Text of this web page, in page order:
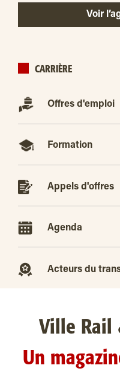
Voir
CARRIÈRE
Offres d'emploi
Formation
Appels d'offres
Agenda
Acteurs du
Ville Rail
Un